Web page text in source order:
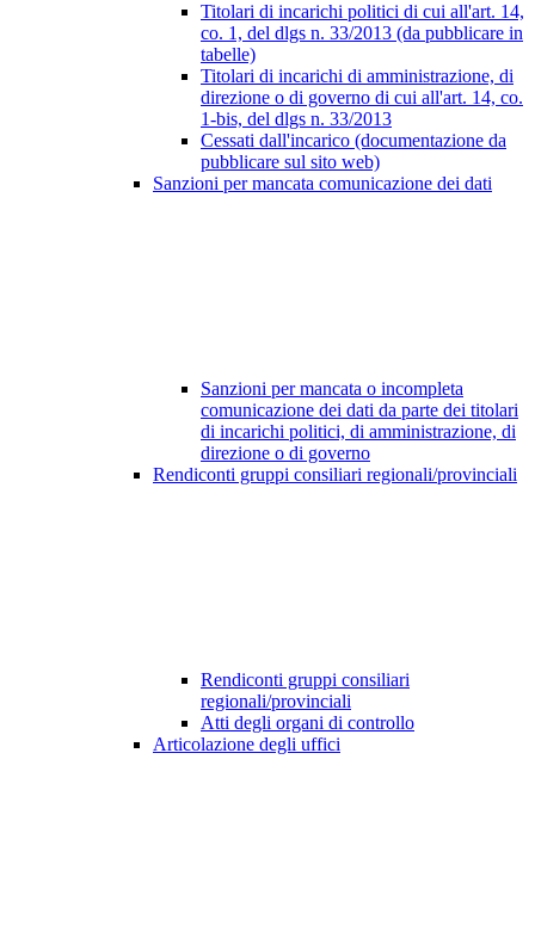
Titolari di incarichi politici di cui all'art. 14,
co. 1, del dlgs n. 33/2013 (da pubblicare in
tabelle)
Titolari di incarichi di amministrazione, di
direzione o di governo di cui all'art. 14, co.
1-bis, del dlgs n. 33/2013
Cessati dall'incarico (documentazione da
pubblicare sul sito web)
Sanzioni per mancata comunicazione dei dati
Sanzioni per mancata o incompleta
comunicazione dei dati da parte dei titolari
di incarichi politici, di amministrazione, di
direzione o di governo
Rendiconti gruppi consiliari regionali/provinciali
Rendiconti gruppi consiliari
regionali/provinciali
Atti degli organi di controllo
Articolazione degli uffici